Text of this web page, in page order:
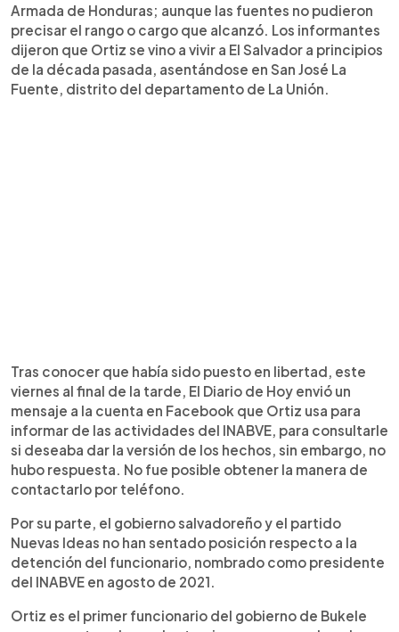
Armada de Honduras; aunque las fuentes no pudieron
precisar el rango o cargo que alcanzó. Los informantes
dijeron que Ortiz se vino a vivir a El Salvador a principios
de la década pasada, asentándose en San José La
Fuente, distrito del departamento de La Unión.
Tras conocer que había sido puesto en libertad, este
viernes al final de la tarde, El Diario de Hoy envió un
mensaje a la cuenta en Facebook que Ortiz usa para
informar de las actividades del INABVE, para consultarle
si deseaba dar la versión de los hechos, sin embargo, no
hubo respuesta. No fue posible obtener la manera de
contactarlo por teléfono.
Por su parte, el gobierno salvadoreño y el partido
Nuevas Ideas no han sentado posición respecto a la
detención del funcionario, nombrado como presidente
del INABVE en agosto de 2021.
Ortiz es el primer funcionario del gobierno de Bukele